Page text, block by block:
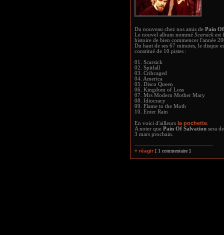
Du nouveau chez nos amis de Pain
Le nouvel album nommé Scarsick est
histoire de bien commencer l'année
Du haut de ses 67 minutes, le disque
constitué de 10 pistes :
01. Scarsick
02. Spitfall
03. Cribcaged
04. America
05. Disco Queen
06. Kingdom of Loss
07. Mrs Modern Mother Mary
08. Idiocracy
09. Flame to the Moth
10. Enter Rain
En voici d'ailleurs la pochette
A noter que Pain Of Salvation sera
3 mars prochain.
+ réagir [ 1 commentaire ]